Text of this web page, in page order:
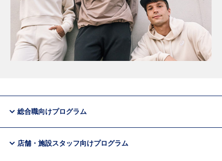
総合職向けプログラム
店舗・施設スタッフ向けプログラム